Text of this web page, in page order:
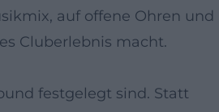
auf offene Ohren und
Cluberlebnis macht.
festgelegt sind. Statt